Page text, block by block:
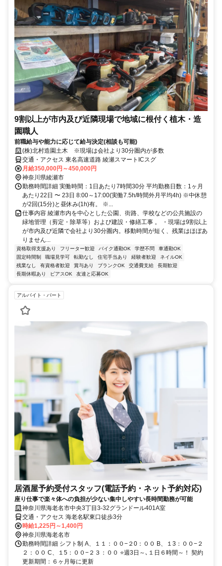
9割以上が市内及び近隣現場で地域に根付く植木・造
園職人
前職給与や能力に応じて給与決定(相談も可能)
(株)北村造園土木 ※現場は会社より30分圏内が多数
交通・アクセス 東名高速道路 綾瀬スマートICスグ
月給350,000円～450,000円
神奈川県綾瀬市
勤務時間詳細 実働時間：1日あたり7時間30分 平均勤務日数：1ヶ月
あたり22日 〜 23日 8:00～17:00(実働7.5h/時間外月平均4h) ※中休憩
が2回(15分)と昼休み(1h)有。 ※...
仕事内容 綾瀬市内を中心とした公園、街路、学校などの公共施設の
緑地管理（剪定・除草等）および建設・修繕工事 。 ・現場は9割以上
が市内及び近隣で会社より30分圏内。移動時間が短く、残業はほぼあ
りません...
資格取得支援あり フリーター歓迎 バイク通勤OK 学歴不問
車通勤OK
固定時間制
職場見学可 転勤なし 住宅手当あり 経験者歓迎
ネイルOK
残業なし
有資格者歓迎 賞与あり ブランクOK 交通費支給
長期歓迎
長期休暇あり
ピアスOK 友達と応募OK
アルバイト・パート
居酒屋予約受付スタッフ(電話予約・ネット予約対応)
座り仕事で楽々体への負担が少ない集中しやすい長時間勤務が可能
神奈川県海老名市中央3丁目3-32グランドール401A室
交通・アクセス 海老名駅東口徒歩3分
時給1,225円～1,400円
神奈川県海老名市
勤務時間詳細 シフト制 A、１１：００−２0：００ B、１3：００−２
２：００ C、１5：００−２３：００ ⭐週3日～､１日６時間～！ 契約
更新期間：６ヶ月毎に更新